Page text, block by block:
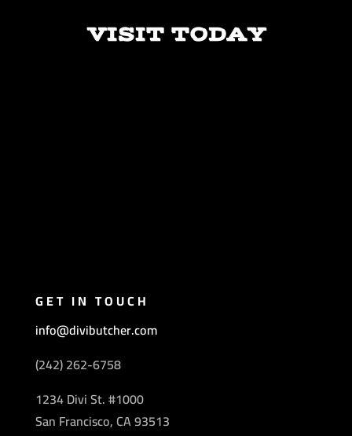
VISIT TODAY
GET IN TOUCH
info@divibutcher.com
(242) 262-6758
1234 Divi St. #1000
San Francisco, CA 93513